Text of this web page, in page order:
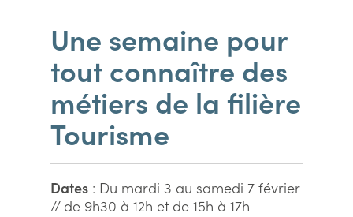
Une semaine pour
tout connaître des
métiers de la filière
Tourisme
Dates : Du mardi 3 au samedi 7 février
// de 9h30 à 12h et de 15h à 17h